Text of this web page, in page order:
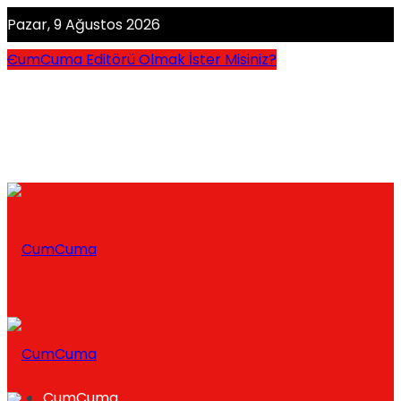
Pazar, 9 Ağustos 2026
CumCuma Editörü Olmak İster Misiniz?